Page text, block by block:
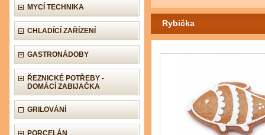
MYCÍ TECHNIKA
CHLADÍCÍ ZAŘÍZENÍ
GASTRONÁDOBY
ŘEZNICKÉ POTŘEBY -
DOMÁCÍ ZABIJAČKA
GRILOVÁNÍ
PORCELÁN
Rybička